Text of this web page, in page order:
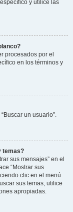
y utilice las
procesados por el
en los términos y
un usuario”.
temas?
sus mensajes” en el
“Mostrar sus
clic en el menú
sus temas, utilice
apropiadas.